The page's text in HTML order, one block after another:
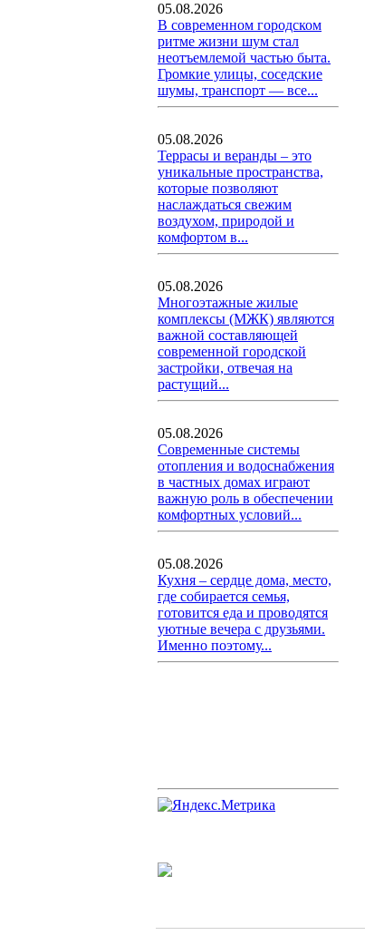
05.08.2026
В современном городском
ритме жизни шум стал
неотъемлемой частью быта.
Громкие улицы, соседские
шумы, транспорт — все...
05.08.2026
Террасы и веранды – это
уникальные пространства,
которые позволяют
наслаждаться свежим
воздухом, природой и
комфортом в...
05.08.2026
Многоэтажные жилые
комплексы (МЖК) являются
важной составляющей
современной городской
застройки, отвечая на
растущий...
05.08.2026
Современные системы
отопления и водоснабжения
в частных домах играют
важную роль в обеспечении
комфортных условий...
05.08.2026
Кухня – сердце дома, место,
где собирается семья,
готовится еда и проводятся
уютные вечера с друзьями.
Именно поэтому...